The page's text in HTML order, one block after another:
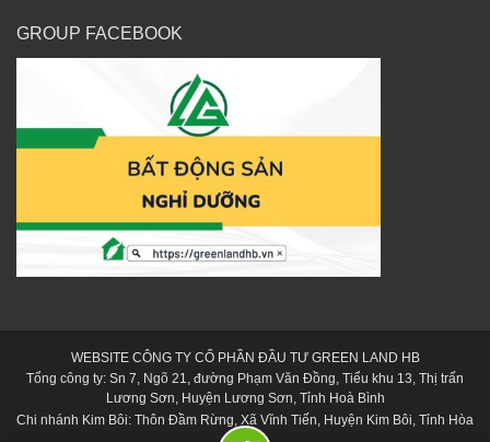
GROUP FACEBOOK
WEBSITE CÔNG TY CỔ PHẦN ĐẦU TƯ GREEN LAND HB
Tổng công ty: Sn 7, Ngõ 21, đường Phạm Văn Đồng, Tiểu khu 13, Thị trấn
Lương Sơn, Huyện Lương Sơn, Tỉnh Hoà Bình
Chi nhánh Kim Bôi: Thôn Đầm Rừng, Xã Vĩnh Tiến, Huyện Kim Bôi, Tỉnh Hòa